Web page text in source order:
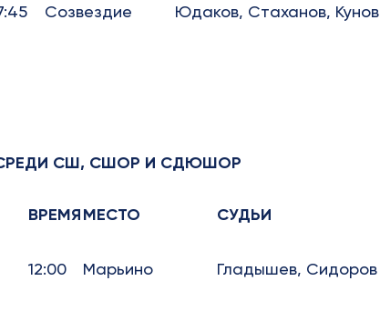
Созвездие Юдаков, Стаханов, Кунов
СРЕДИ СШ, СШОР И СДЮШОР
ВРЕМЯМЕСТО
СУДЬИ
12:00 Марьино Гладышев, Сидоров